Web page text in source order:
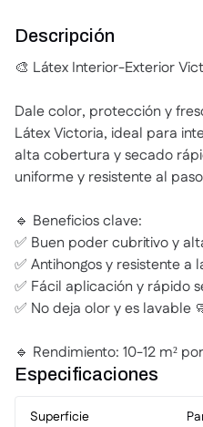
Descripción
🎨 Látex Interior-Exterior
Dale color, protección y
Látex Victoria, ideal para
alta cobertura y secado
uniforme y resistente al
🔹 Beneficios clave:
✅ Buen poder cubritivo y
✅ Antihongos y resistente
✅ Fácil aplicación y rápido
✅ No deja olor y es lavable
🔹 Rendimiento: 10-12 m²
Especificaciones
Superficie